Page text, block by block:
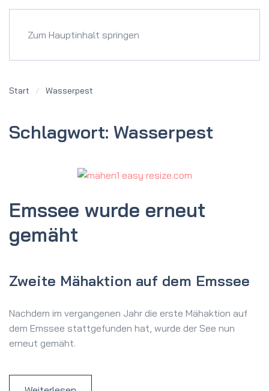
Zum Hauptinhalt springen
Start Wasserpest
Schlagwort: Wasserpest
Emssee wurde erneut
gemäht
Zweite Mähaktion auf dem Emssee
Nachdem im vergangenen Jahr die erste Mähaktion auf
dem Emssee stattgefunden hat, wurde der See nun
erneut gemäht.